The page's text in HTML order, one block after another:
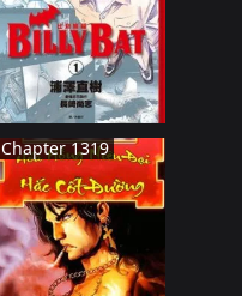
NHậT BảN
ĐANG TIếN HàNH
Chapter 1319